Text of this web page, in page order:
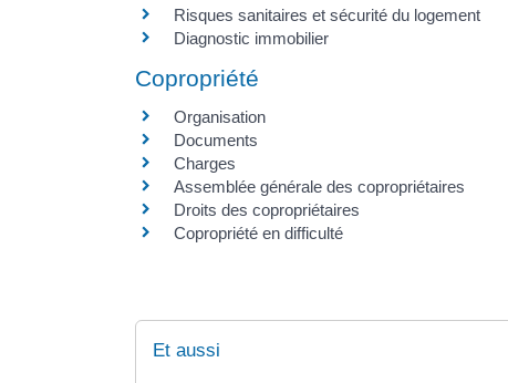
Risques sanitaires et sécurité du logement
Diagnostic immobilier
Copropriété
Organisation
Documents
Charges
Assemblée générale des copropriétaires
Droits des copropriétaires
Copropriété en difficulté
Et aussi